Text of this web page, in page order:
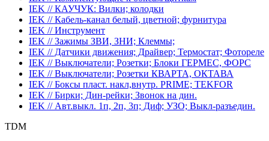
IEK // КАУЧУК: Вилки; колодки
IEK // Кабель-канал белый, цветной; фурнитура
IEK // Инструмент
IEK // Зажимы ЗВИ, ЗНИ; Клеммы;
IEK // Датчики движения; Драйвер; Термостат; Фотореле
IEK // Выключатели; Розетки; Блоки ГЕРМЕС, ФОРС
IEK // Выключатели; Розетки КВАРТА, ОКТАВА
IEK // Боксы пласт. накл,внутр. PRIME; TEKFOR
IEK // Бирки; Дин-рейки; Звонок на дин.
IEK // Авт.выкл. 1п, 2п, 3п; Диф; УЗО; Выкл-разъедин.
TDM